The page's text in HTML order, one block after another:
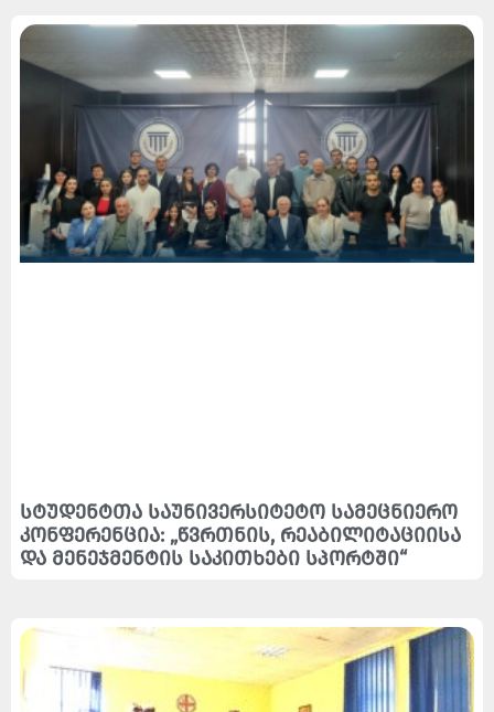
სტუდენტთა საუნივერსიტეტო სამეცნიერო
კონფერენცია: „წვრთნის, რეაბილიტაციისა
და მენეჯმენტის საკითხები სპორტში“